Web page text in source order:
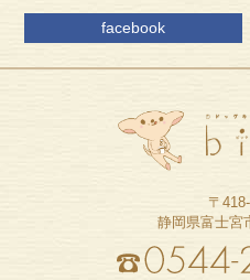
facebook
〒
静岡県富士宮